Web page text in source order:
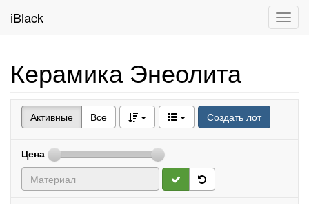
iBlack
Керамика Энеолита
Активные Все Создать лот
Цена